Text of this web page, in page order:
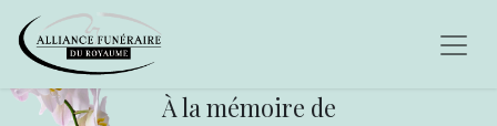
À la mémoire de